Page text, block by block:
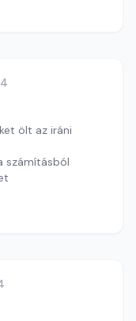
ölt az iráni
számításból